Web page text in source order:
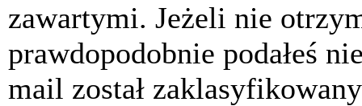
zawartymi. Jeżeli nie
prawdopodobnie podałeś
mail został